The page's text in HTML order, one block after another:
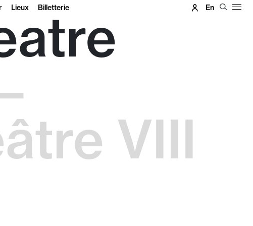
Lieux Billetterie En
VIII